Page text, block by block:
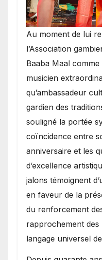
​Au moment de lui
l’Association
Baaba Maal comme
musicien
qu’ambassadeur
gardien des
souligné la portée
coïncidence entre
anniversaire et les
d’excellence
jalons témoignent
en faveur de la
du renforcement
rapprochement des
langage universel